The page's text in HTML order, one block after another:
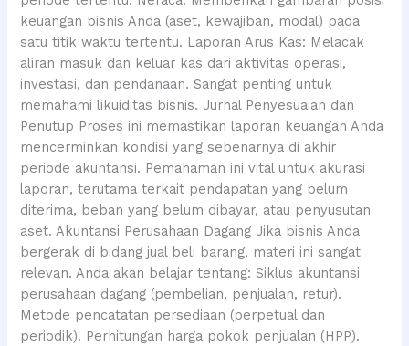
keuangan bisnis Anda (aset, kewajiban, modal) pada
satu titik waktu tertentu. Laporan Arus Kas: Melacak
aliran masuk dan keluar kas dari aktivitas operasi,
investasi, dan pendanaan. Sangat penting untuk
memahami likuiditas bisnis. Jurnal Penyesuaian dan
Penutup Proses ini memastikan laporan keuangan Anda
mencerminkan kondisi yang sebenarnya di akhir
periode akuntansi. Pemahaman ini vital untuk akurasi
laporan, terutama terkait pendapatan yang belum
diterima, beban yang belum dibayar, atau penyusutan
aset. Akuntansi Perusahaan Dagang Jika bisnis Anda
bergerak di bidang jual beli barang, materi ini sangat
relevan. Anda akan belajar tentang: Siklus akuntansi
perusahaan dagang (pembelian, penjualan, retur).
Metode pencatatan persediaan (perpetual dan
periodik). Perhitungan harga pokok penjualan (HPP).